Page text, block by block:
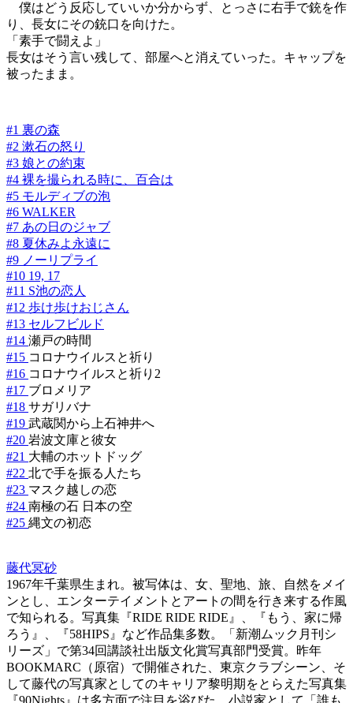
僕はどう反応していいか分からず、とっさに右手で銃を作
り、長女にその銃口を向けた。
「素手で闘えよ」
長女はそう言い残して、部屋へと消えていった。キャップを
被ったまま。
#1 裏の森
#2 漱石の怒り
#3 娘との約束
#4 裸を撮られる時に、百合は
#5 モルディブの泡
#6 WALKER
#7 あの日のジャブ
#8 夏休みよ永遠に
#9 ノーリプライ
#10 19, 17
#11 S池の恋人
#12 歩け歩けおじさん
#13 セルフビルド
#14 瀬戸の時間
#15 コロナウイルスと祈り
#16 コロナウイルスと祈り2
#17 ブロメリア
#18 サガリバナ
#19 武蔵関から上石神井へ
#20 岩波文庫と彼女
#21 大輔のホットドッグ
#22 北で手を振る人たち
#23 マスク越しの恋
#24 南極の石 日本の空
#25 縄文の初恋
藤代冥砂
1967年千葉県生まれ。被写体は、女、聖地、旅、自然をメイ
ンとし、エンターテイメントとアートの間を行き来する作風
で知られる。写真集『RIDE RIDE RIDE』、『もう、家に帰
ろう』、『58HIPS』など作品集多数。「新潮ムック月刊シ
リーズ」で第34回講談社出版文化賞写真部門受賞。昨年
BOOKMARC（原宿）で開催された、東京クラブシーン、そ
して藤代の写真家としてのキャリア黎明期をとらえた写真集